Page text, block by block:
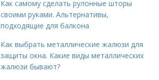
Как самому сделать рулонные шторы
своими руками. Альтернативы,
подходящие для балкона
Как выбрать металлические жалюзи для
защиты окна. Какие виды металлических
жалюзи бывают?